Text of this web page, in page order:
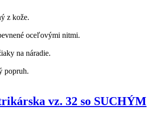
z kože.
oceľovými nitmi.
na náradie.
popruh.
vz. 32 so SUCHÝM